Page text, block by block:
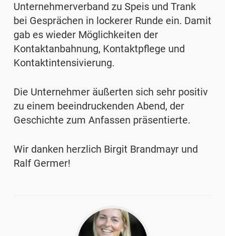
Unternehmerverband zu Speis und Trank
bei Gesprächen in lockerer Runde ein. Damit
gab es wieder Möglichkeiten der
Kontaktanbahnung, Kontaktpflege und
Kontaktintensivierung.
Die Unternehmer äußerten sich sehr positiv
zu einem beeindruckenden Abend, der
Geschichte zum Anfassen präsentierte.
Wir danken herzlich Birgit Brandmayr und
Ralf Germer!